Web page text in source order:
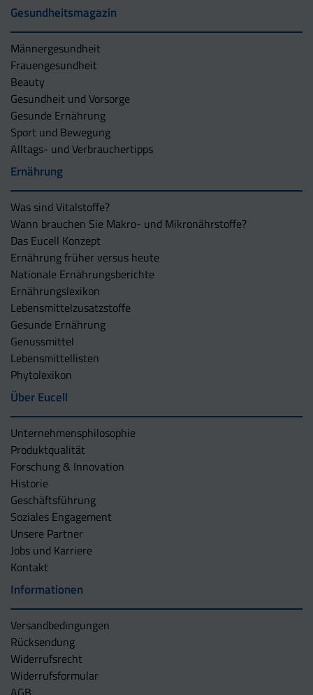
Gesundheitsmagazin
Männergesundheit
Frauengesundheit
Beauty
Gesundheit und Vorsorge
Gesunde Ernährung
Sport und Bewegung
Alltags- und Verbrauchertipps
Ernährung
Was sind Vitalstoffe?
Wann brauchen Sie Makro- und Mikronährstoffe?
Das Eucell Konzept
Ernährung früher versus heute
Nationale Ernährungsberichte
Ernährungslexikon
Lebensmittelzusatzstoffe
Gesunde Ernährung
Genussmittel
Lebensmittellisten
Phytolexikon
Über Eucell
Unternehmens­philosophie
Produktqualität
Forschung & Innovation
Historie
Geschäftsführung
Soziales Engagement
Unsere Partner
Jobs und Karriere
Kontakt
Informationen
Versandbedingungen
Rücksendung
Widerrufsrecht
Widerrufsformular